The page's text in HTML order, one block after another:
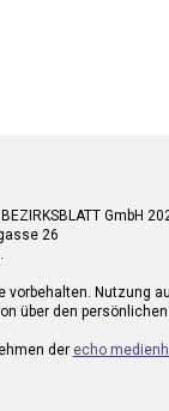
GmbH
26
vorbehalten. Nutzung
über den
der echo